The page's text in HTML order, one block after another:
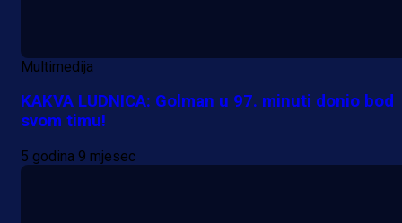
Multimedija
KAKVA LUDNICA: Golman u 97. minuti donio bod
svom timu!
5 godina 9 mjesec